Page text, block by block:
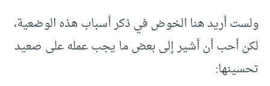
ولست أريد هنا الخوض في ذكر أسباب هذه الوضعية،
لكن أحب أن أشير إلى بعض ما يجب عمله على صعيد
تحسينها: